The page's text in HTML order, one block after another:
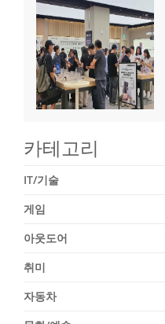
카테고리
IT/기술
게임
아웃도어
취미
자동차